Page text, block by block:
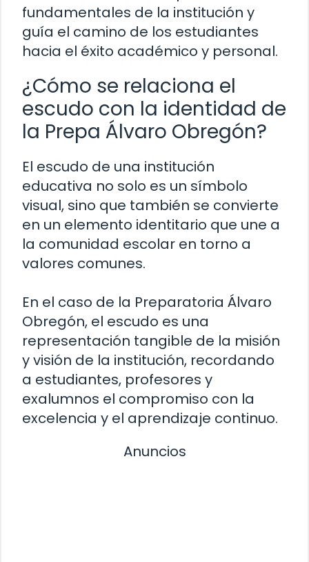
fundamentales de la institución y
guía el camino de los estudiantes
hacia el éxito académico y personal.
¿Cómo se relaciona el
escudo con la identidad de
la Prepa Álvaro Obregón?
El escudo de una institución
educativa no solo es un símbolo
visual, sino que también se convierte
en un elemento identitario que une a
la comunidad escolar en torno a
valores comunes.
En el caso de la Preparatoria Álvaro
Obregón, el escudo es una
representación tangible de la misión
y visión de la institución, recordando
a estudiantes, profesores y
exalumnos el compromiso con la
excelencia y el aprendizaje continuo.
Anuncios